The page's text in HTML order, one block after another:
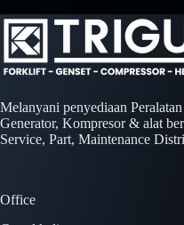
Melanyani penyediaan
Generator, Kompresor & alat
Service, Part, Maintenance
Office